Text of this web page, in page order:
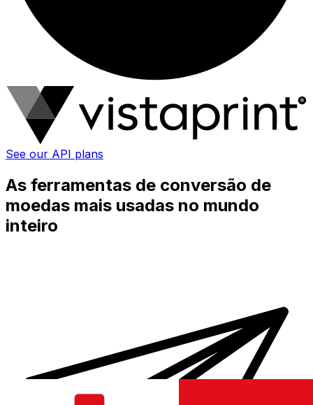
See our API plans
As ferramentas de conversão de
moedas mais usadas no mundo
inteiro